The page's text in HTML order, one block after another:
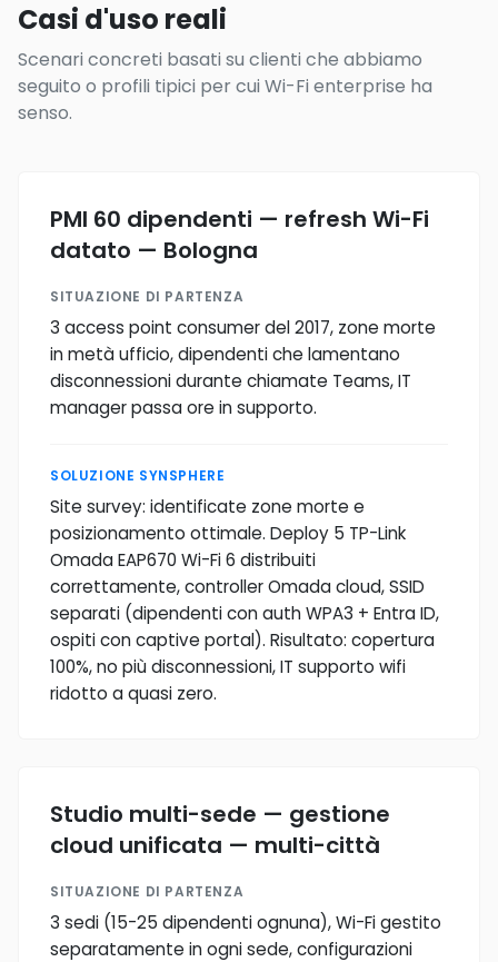
Casi d'uso reali
Scenari concreti basati su clienti che abbiamo
seguito o profili tipici per cui Wi-Fi enterprise ha
senso.
PMI 60 dipendenti — refresh Wi-Fi
datato — Bologna
SITUAZIONE DI PARTENZA
3 access point consumer del 2017, zone morte
in metà ufficio, dipendenti che lamentano
disconnessioni durante chiamate Teams, IT
manager passa ore in supporto.
SOLUZIONE SYNSPHERE
Site survey: identificate zone morte e
posizionamento ottimale. Deploy 5 TP-Link
Omada EAP670 Wi-Fi 6 distribuiti
correttamente, controller Omada cloud, SSID
separati (dipendenti con auth WPA3 + Entra ID,
ospiti con captive portal). Risultato: copertura
100%, no più disconnessioni, IT supporto wifi
ridotto a quasi zero.
Studio multi-sede — gestione
cloud unificata — multi-città
SITUAZIONE DI PARTENZA
3 sedi (15-25 dipendenti ognuna), Wi-Fi gestito
separatamente in ogni sede, configurazioni